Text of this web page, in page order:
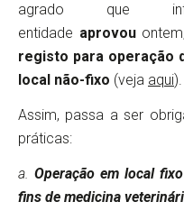
agrado que
entidade aprovou
registo para operação
local não-fixo (veja aqui).
Assim, passa a ser
práticas:
a. Operação em local
fins de medicina